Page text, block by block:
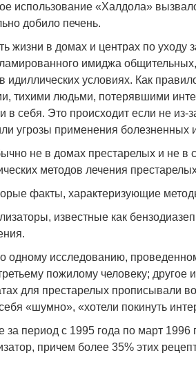
использование «Халдола»
добило печень.
жизни в домах и центрах по уходу
имиджа
идиллических условиях. Как
тихими людьми, потерявшими
себя. Это происходит если не из-
угрозы применения болезненных
не в домах престарелых и не в
методов лечения
факты, характеризующие
известные как
одному исследованию,
пожилому человеку;
для престарелых прописывали
«шумно», «хотели покинуть
за период с 1995 года по март
причем более 35% этих